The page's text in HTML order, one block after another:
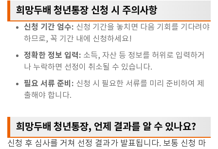
희망두배 청년통장 신청 시 주의사항
신청 기간 엄수: 신청 기간을 놓치면 다음 기회를 기다려야
하므로, 꼭 기간 내에 신청하세요!
정확한 정보 입력: 소득, 자산 등 정보를 허위로 입력하거
나 누락하면 선정이 취소될 수 있습니다.
필요 서류 준비: 신청 시 필요한 서류를 미리 준비하여 제
출해야 합니다.
희망두배 청년통장, 언제 결과를 알 수 있나요?
신청 후 심사를 거쳐 선정 결과가 발표됩니다. 보통 신청 마